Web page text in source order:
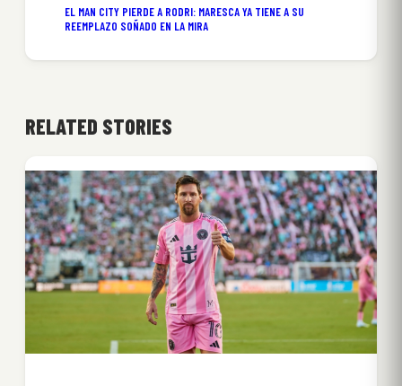
EL MAN CITY PIERDE A RODRI: MARESCA YA TIENE A SU
REEMPLAZO SOÑADO EN LA MIRA
RELATED STORIES